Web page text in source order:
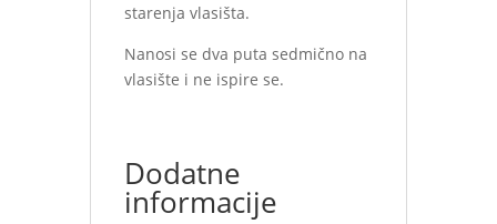
starenja vlasišta.
Nanosi se dva puta sedmično na
vlasište i ne ispire se.
Dodatne
informacije